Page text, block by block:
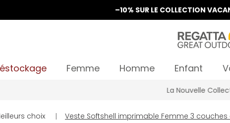
–10% SUR LE COLLECTION
Femme Homme Enfant
La Nouvelle
choix | Veste Softshell imprimable Femme 3